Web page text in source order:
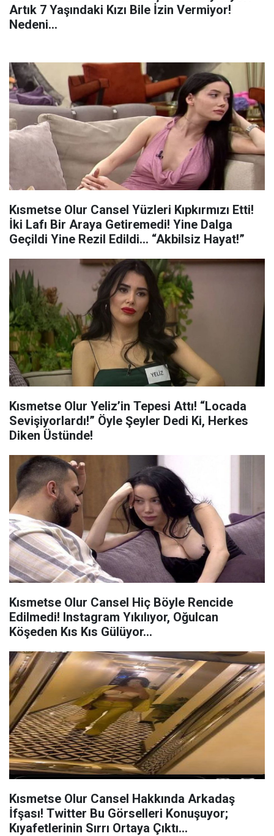
Artık 7 Yaşındaki Kızı Bile İzin Vermiyor!
Nedeni...
Kısmetse Olur Cansel Yüzleri Kıpkırmızı Etti!
İki Lafı Bir Araya Getiremedi! Yine Dalga
Geçildi Yine Rezil Edildi… “Akbilsiz Hayat!”
Kısmetse Olur Yeliz’in Tepesi Attı! “Locada
Sevişiyorlardı!” Öyle Şeyler Dedi Ki, Herkes
Diken Üstünde!
Kısmetse Olur Cansel Hiç Böyle Rencide
Edilmedi! Instagram Yıkılıyor, Oğulcan
Köşeden Kıs Kıs Gülüyor…
Kısmetse Olur Cansel Hakkında Arkadaş
İfşası! Twitter Bu Görselleri Konuşuyor;
Kıyafetlerinin Sırrı Ortaya Çıktı…